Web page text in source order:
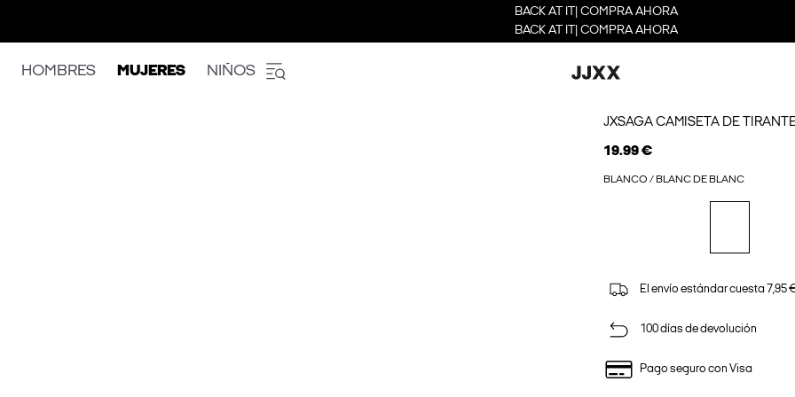
BACK AT IT| COMPRA AHORA
BACK AT IT| COMPRA AHORA
HOMBRES MUJERES NIÑOS
JXSAGA CAMISETA DE
19.99 €
BLANCO / BLANC DE BLANC
El envío estándar cuesta 7,95
100 días de devolución
Pago seguro con Visa